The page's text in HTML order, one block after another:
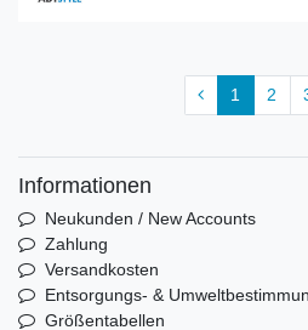
1 2
Informationen
Neukunden / New Accounts
Zahlung
Versandkosten
Entsorgungs- &
Größentabellen